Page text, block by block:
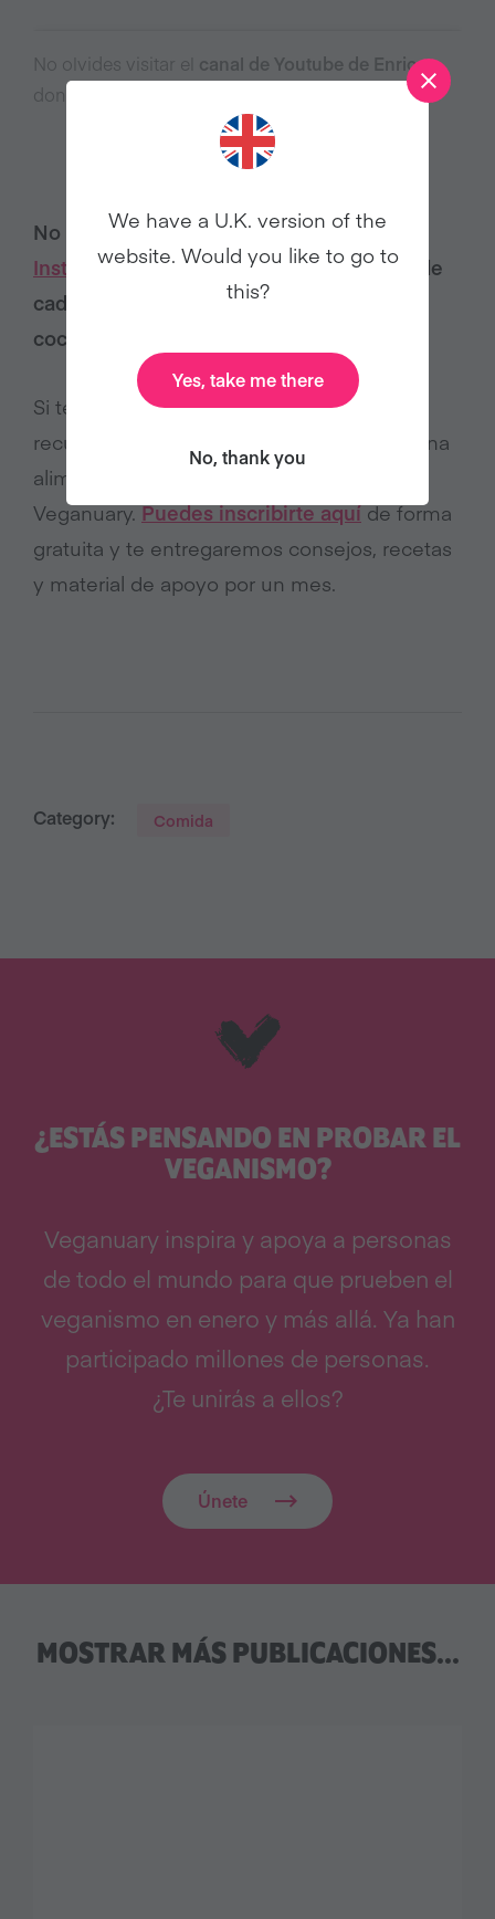
No olvides visitar el canal de Youtube de Enrico
donde encontrarás recetas simples y deliciosas
No olvides seguir a Enrico Rapalin en
Instagramy en su canal deYoutube, donde
cada semana comparte recetas y tips de
cocina vegana.
Si te inspiró el viaje vegano de Enrico,
recuerda que tú también puedes probar una
alimentación a base de plantas con
Veganuary.Puedes inscribirte aquíde forma
gratuita y te entregaremos consejos, recetas
y material de apoyo por un mes.
Category: Comida
¿ESTÁS PENSANDO EN PROBAR EL
VEGANISMO?
Veganuary inspira y apoya a personas
de todo el mundo para que prueben el
veganismo en enero y más allá. Ya han
participado millones de personas.
¿Te unirás a ellos?
Únete
MOSTRAR MÁS PUBLICACIONES...
We have a U.K. version of the
website. Would you like to go to
this?
Yes, take me there
No, thank you